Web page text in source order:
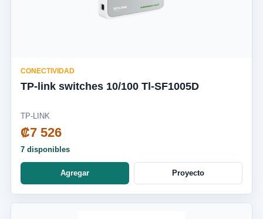
CONECTIVIDAD
TP-link switches 10/100 Tl-SF1005D
TP-LINK
₡7 526
7 disponibles
Agregar Proyecto